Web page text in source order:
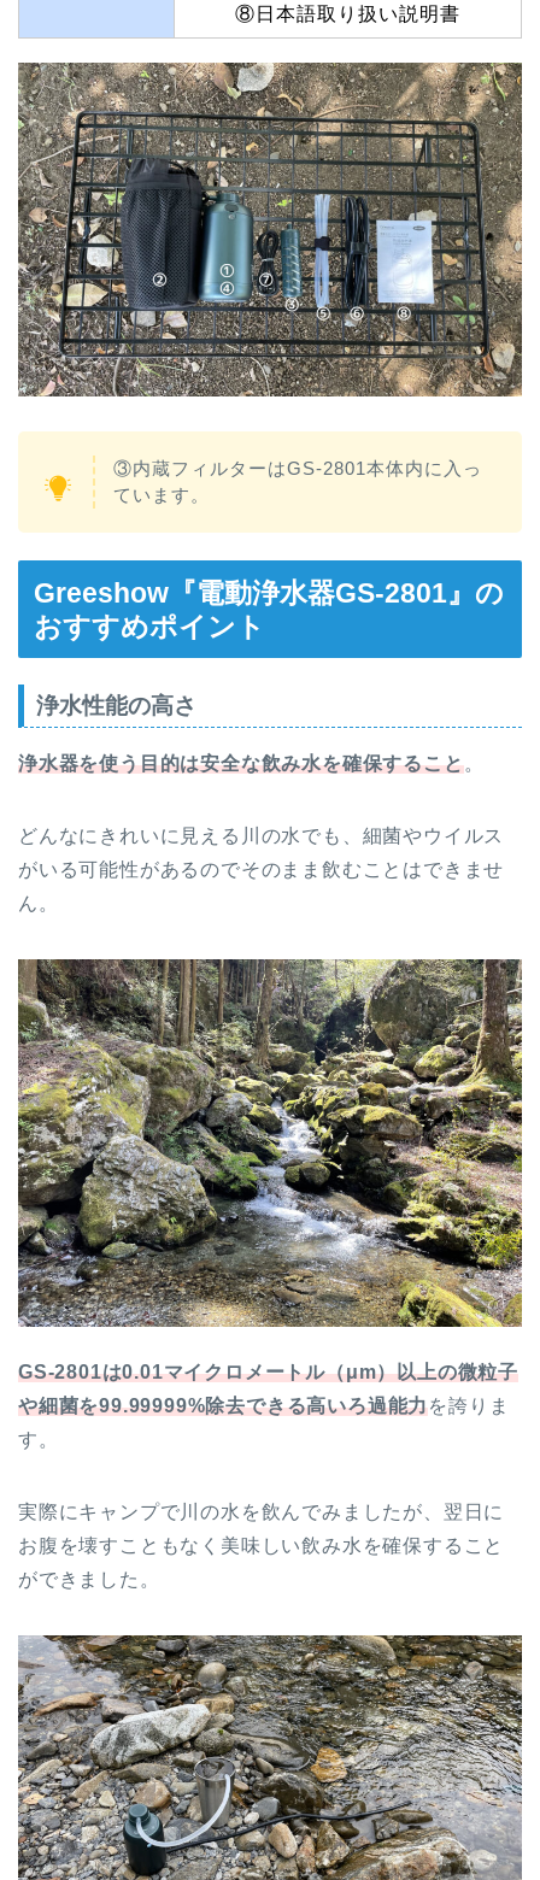
⑧日本語取り扱い説明書
③内蔵フィルターはGS-2801本体内に入っ
ています。
Greeshow『電動浄水器GS-2801』の
おすすめポイント
浄水性能の高さ
浄水器を使う目的は安全な飲み水を確保すること。
どんなにきれいに見える川の水でも、細菌やウイルス
がいる可能性があるのでそのまま飲むことはできませ
ん。
GS-2801は0.01マイクロメートル（μm）以上の微粒子
や細菌を99.99999%除去できる高いろ過能力を誇りま
す。
実際にキャンプで川の水を飲んでみましたが、翌日に
お腹を壊すこともなく美味しい飲み水を確保すること
ができました。